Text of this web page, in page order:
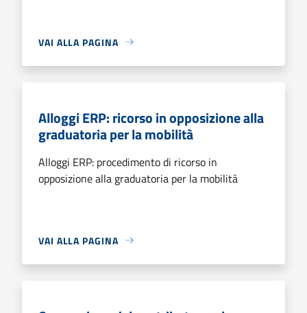
VAI ALLA PAGINA
Alloggi ERP: ricorso in opposizione alla
graduatoria per la mobilità
Alloggi ERP: procedimento di ricorso in
opposizione alla graduatoria per la mobilità
VAI ALLA PAGINA